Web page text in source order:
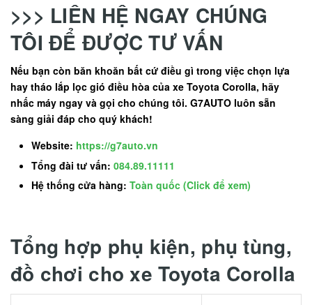
>>> LIÊN HỆ NGAY CHÚNG
TÔI ĐỂ ĐƯỢC TƯ VẤN
Nếu bạn còn băn khoăn bất cứ điều gì trong việc chọn lựa
hay tháo lắp lọc gió điều hòa của xe Toyota Corolla, hãy
nhấc máy ngay và gọi cho chúng tôi. G7AUTO luôn sẵn
sàng giải đáp cho quý khách!
Website: https://g7auto.vn
Tổng đài tư vấn: 084.89.11111
Hệ thống cửa hàng: Toàn quốc (Click để xem)
Tổng hợp phụ kiện, phụ tùng,
đồ chơi cho xe Toyota Corolla